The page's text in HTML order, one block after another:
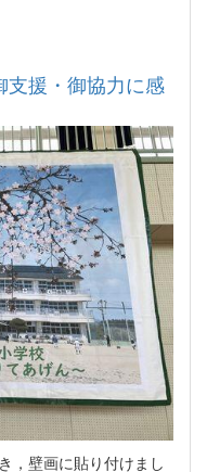
支援・御協力に感
，壁画に貼り付けまし